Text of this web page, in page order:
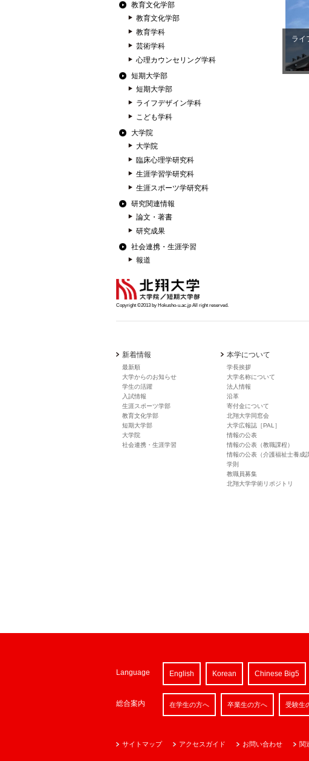
教育文化学部
教育文化学部
教育学科
芸術学科
心理カウンセリング学科
短期大学部
短期大学部
ライフデザイン学科
こども学科
大学院
大学院
臨床心理学研究科
生涯学習学研究科
生涯スポーツ学研究科
研究関連情報
論文・著書
研究成果
社会連携・生涯学習
報道
ライ
Copyright ©2013 by Hokusho-u.ac.jp All right reserved.
新着情報
最新順
大学からのお知らせ
学生の活躍
入試情報
生涯スポーツ学部
教育文化学部
短期大学部
大学院
社会連携・生涯学習
本学について
学長挨拶
大学名称について
法人情報
沿革
寄付金について
北翔大学同窓会
大学広報誌［PAL］
情報の公表
情報の公表（教職課程）
情報の公表（介護福祉士養成
学則
教職員募集
北翔大学学術リポジトリ
Language English Korean Chinese Big5
総合案内 在学生の方へ 卒業生の方へ 受験生
サイトマップ アクセスガイド お問い合わせ 関